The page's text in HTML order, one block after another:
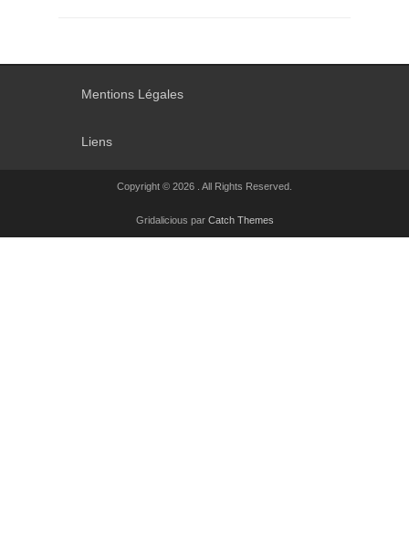
Mentions Légales
Liens
Copyright © 2026 . All Rights Reserved.
Gridalicious par Catch Themes